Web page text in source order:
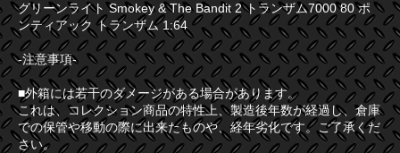
グリーンライト Smokey & The Bandit 2 トランザム7000 80 ポ
ンティアック トランザム 1:64
-注意事項-
■外箱には若干のダメージがある場合があります。
これは、コレクション商品の特性上、製造後年数が経過し、倉庫
での保管や移動の際に出来たものや、経年劣化です。ご了承くだ
さい。